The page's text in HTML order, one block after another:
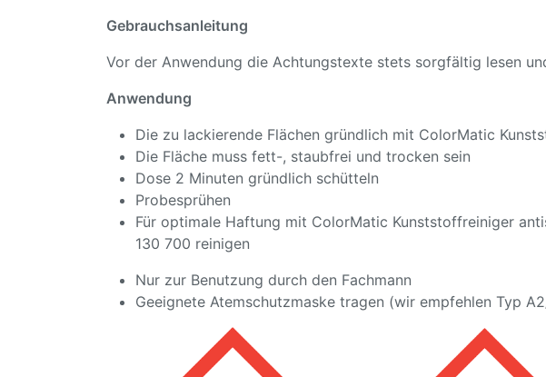
Gebrauchsanleitung
Vor der Anwendung die Achtungstexte stets sorgfältig lesen
Anwendung
Die zu lackierende Flächen gründlich mit ColorMatic
Die Fläche muss fett-, staubfrei und trocken sein
Dose 2 Minuten gründlich schütteln
Probesprühen
Für optimale Haftung mit ColorMatic Kunststoffreiniger
130 700 reinigen
Nur zur Benutzung durch den Fachmann
Geeignete Atemschutzmaske tragen (wir empfehlen Typ